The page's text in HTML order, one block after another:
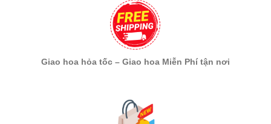
Giao hoa hỏa tốc – Giao hoa Miễn Phí tận nơi